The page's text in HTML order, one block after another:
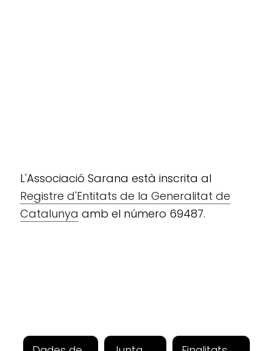
L'Associació Sarana està inscrita al
Registre d'Entitats de la Generalitat de
Catalunya amb el número 69487.